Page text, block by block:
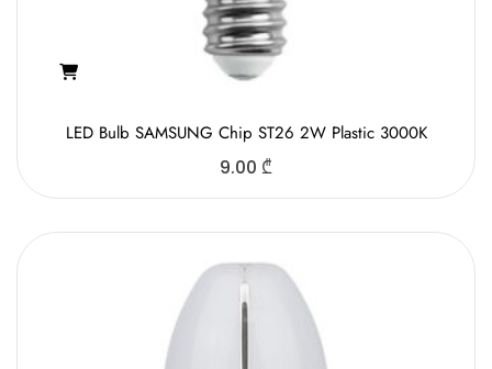
LED Bulb SAMSUNG Chip ST26 2W Plastic 3000K
9.00 ₾